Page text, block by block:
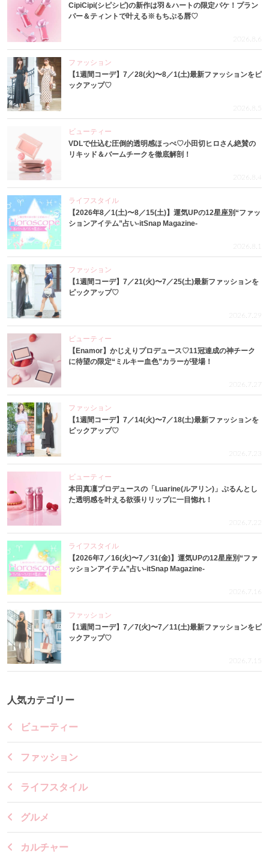
CipiCipi(シピシピ)の新作は羽＆ハートの限定パケ！プラン
パー＆ティントで叶える※もちぷる唇♡
2026.8.6
ファッション
【1週間コーデ】7／28(火)〜8／1(土)最新ファッションをピ
ックアップ♡
2026.8.5
ビューティー
VDLで仕込む圧倒的透明感ほっぺ♡小田切ヒロさん絶賛の
リキッド＆バームチークを徹底解剖！
2026.8.4
ライフスタイル
【2026年8／1(土)〜8／15(土)】運気UPの12星座別“ファッ
ションアイテム”占い-itSnap Magazine-
2026.8.1
ファッション
【1週間コーデ】7／21(火)〜7／25(土)最新ファッションを
ピックアップ♡
2026.7.29
ビューティー
【Enamor】かじえりプロデュース♡11冠達成の神チーク
に待望の限定“ミルキー血色”カラーが登場！
2026.7.27
ファッション
【1週間コーデ】7／14(火)〜7／18(土)最新ファッションを
ピックアップ♡
2026.7.23
ビューティー
本田真凜プロデュースの「Luarine(ルアリン)」ぷるんとし
た透明感を叶える欲張りリップに一目惚れ！
2026.7.22
ライフスタイル
【2026年7／16(火)〜7／31(金)】運気UPの12星座別“ファ
ッションアイテム”占い-itSnap Magazine-
2026.7.16
ファッション
【1週間コーデ】7／7(火)〜7／11(土)最新ファッションをピ
ックアップ♡
2026.7.15
人気カテゴリー
ビューティー
ファッション
ライフスタイル
グルメ
カルチャー